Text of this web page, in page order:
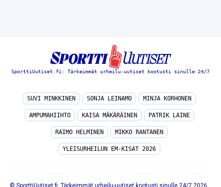
SporttiUutiset.fi: Tärkeimmät urheilu-uutiset kootusti sinulle 24/7
SUVI MINKKINEN SONJA LEINAMO MINJA KORHONEN
AMPUMAHIIHTO KAISA MÄKÄRÄINEN PATRIK LAINE
RAIMO HELMINEN MIKKO RANTANEN
YLEISURHEILUN EM-KISAT 2026